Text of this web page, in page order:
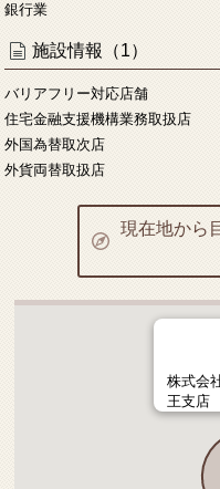
銀行業
施設情報（1）
バリアフリー対応店舗
住宅金融支援機構業務取扱店
外国為替取次店
外貨両替取扱店
現在地から
株式会
王支店